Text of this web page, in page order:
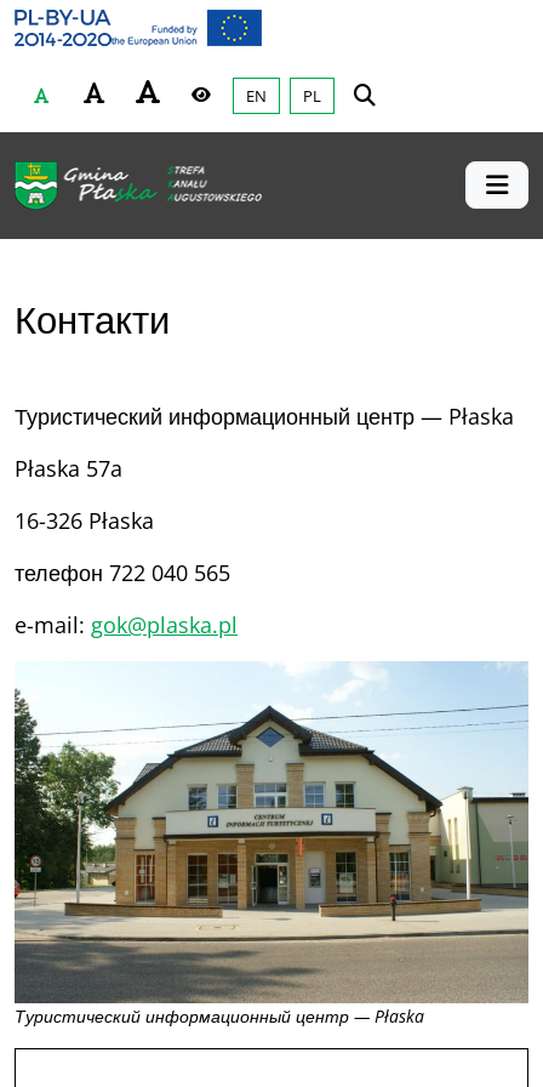
Gmina Płaska
Przejdź do głównej treśći
Czcionka Wysoki kontrast
EN PL
Контакти
Туристический информационный центр — Płaska
Płaska 57a
16-326 Płaska
телефон 722 040 565
e-mail: gok@plaska.pl
Туристический информационный центр — Płaska